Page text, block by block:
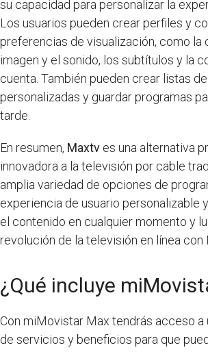
su capacidad para personalizar la
Los usuarios pueden crear perfiles y
preferencias de visualización, como la
imagen y el sonido, los subtítulos y la
cuenta. También pueden crear listas
personalizadas y guardar programas
tarde.
En resumen, Maxtv es una alternativa
innovadora a la televisión por cable
amplia variedad de opciones de
experiencia de usuario personalizable
el contenido en cualquier momento y
revolución de la televisión en línea con
¿Qué incluye
Con miMovistar Max tendrás acceso a
de servicios y beneficios para que